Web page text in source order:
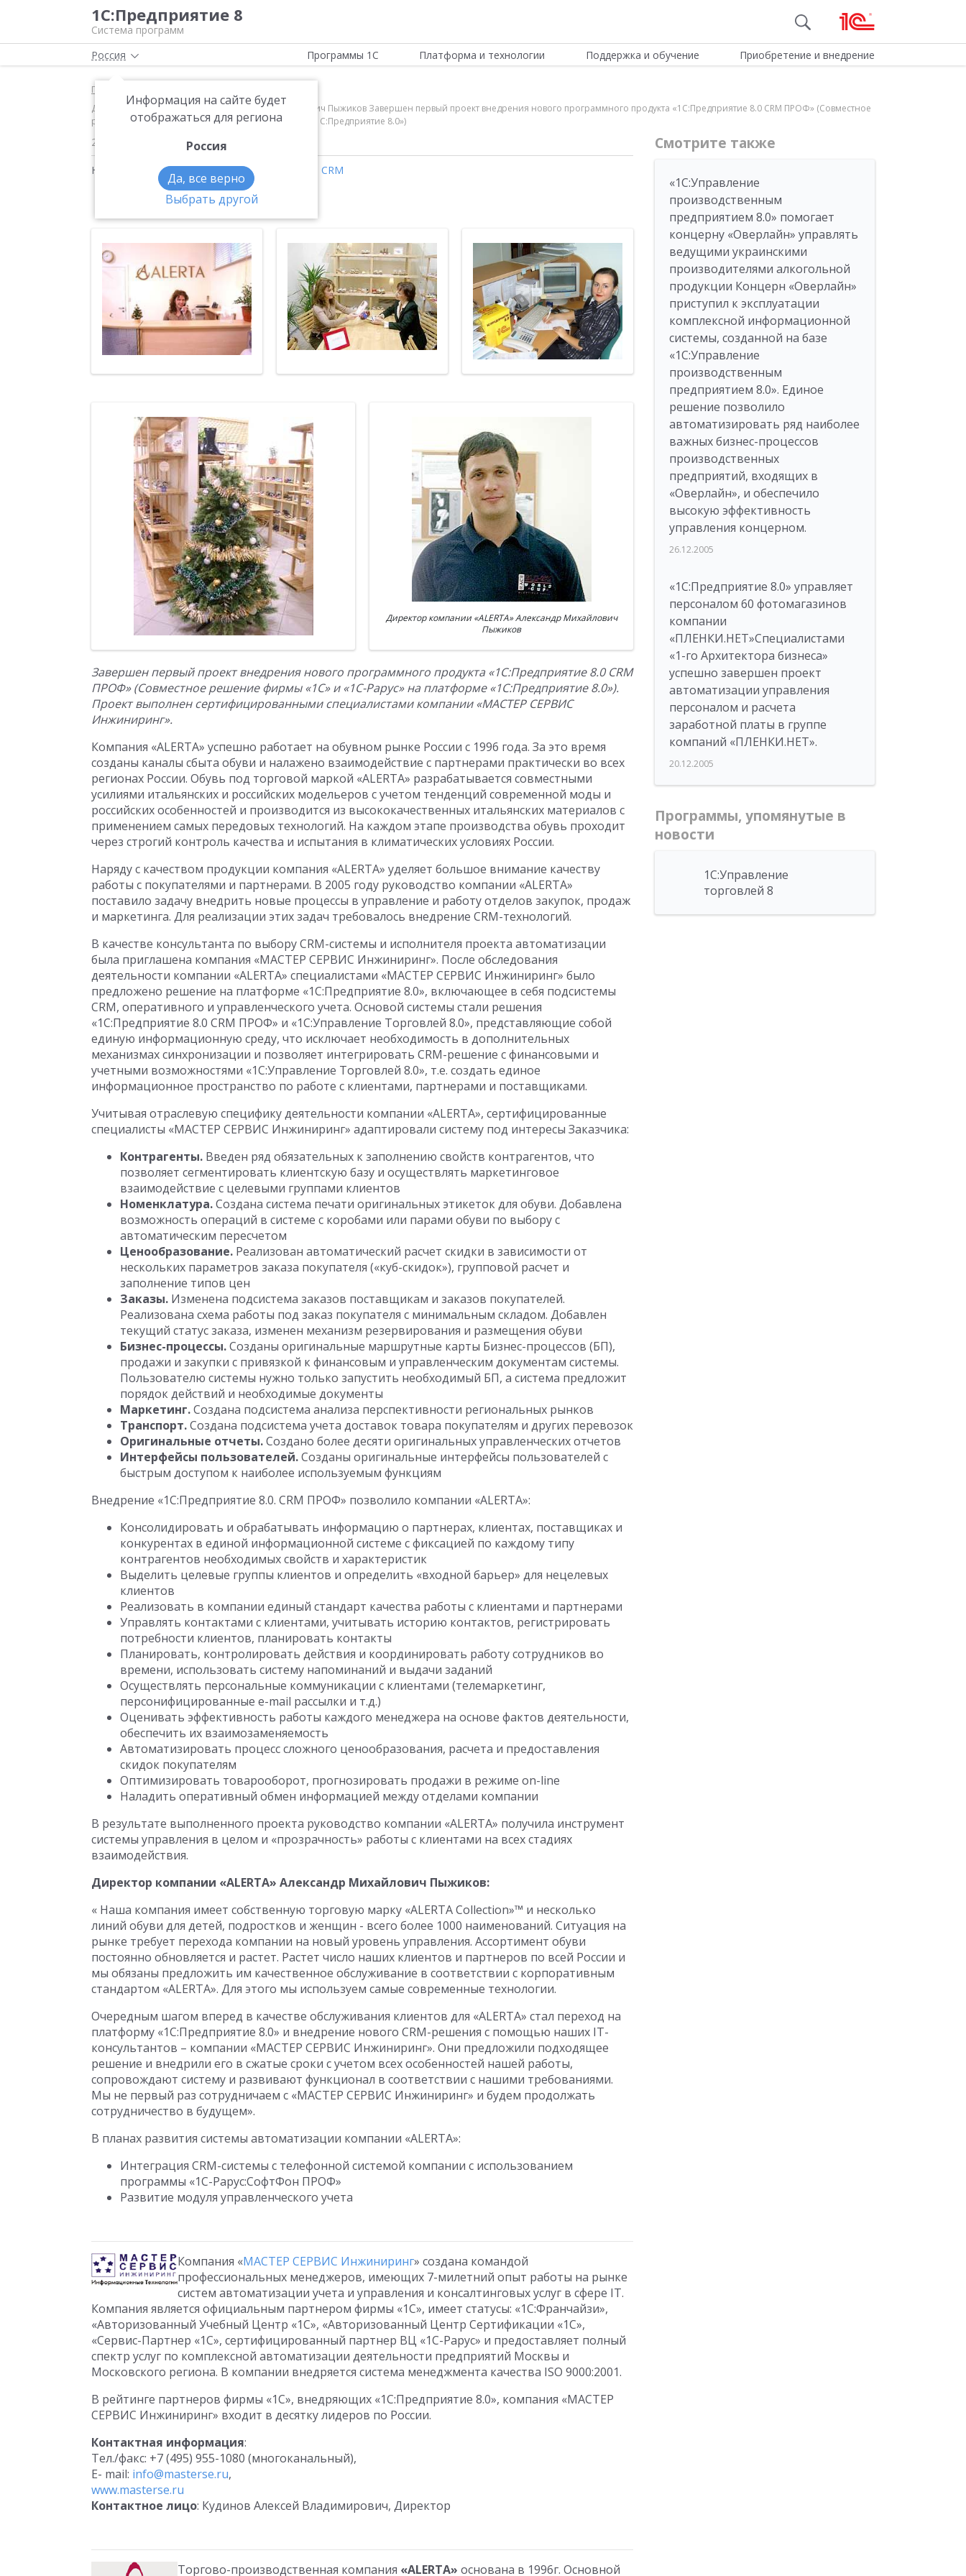
1С:Предприятие 8
Система программ
Россия
Информация на сайте будет
отображаться для региона
Россия
Да, все верно
Выбрать другой
Программы 1С Платформа и технологии Поддержка и обучение Приобретение и внедрение
Главная
Директор компании «ALERTA» Александр Михайлович Пыжиков Завершен первый проект внедрения нового программного продукта «1С:Предприятие 8.0 CRM ПРОФ» (Совместное
решение фирмы «1С» и «1С-Рарус» на платформе «1С:Предприятие 8.0»)
22.12.2005
Новости на тему:1С:Управление торговлей 8 CRM
Директор компании «ALERTA» Александр Михайлович
Пыжиков
Завершен первый проект внедрения нового программного продукта «1С:Предприятие 8.0 CRM
ПРОФ» (Совместное решение фирмы «1С» и «1С-Рарус» на платформе «1С:Предприятие 8.0»).
Проект выполнен сертифицированными специалистами компании «МАСТЕР СЕРВИС
Инжиниринг».
Компания «ALERTA» успешно работает на обувном рынке России с 1996 года. За это время
созданы каналы сбыта обуви и налажено взаимодействие с партнерами практически во всех
регионах России. Обувь под торговой маркой «ALERTA» разрабатывается совместными
усилиями итальянских и российских модельеров с учетом тенденций современной моды и
российских особенностей и производится из высококачественных итальянских материалов с
применением самых передовых технологий. На каждом этапе производства обувь проходит
через строгий контроль качества и испытания в климатических условиях России.
Наряду с качеством продукции компания «ALERTA» уделяет большое внимание качеству
работы с покупателями и партнерами. В 2005 году руководство компании «ALERTA»
поставило задачу внедрить новые процессы в управление и работу отделов закупок, продаж
и маркетинга. Для реализации этих задач требовалось внедрение CRM-технологий.
В качестве консультанта по выбору CRM-системы и исполнителя проекта автоматизации
была приглашена компания «МАСТЕР СЕРВИС Инжиниринг». После обследования
деятельности компании «ALERTA» специалистами «МАСТЕР СЕРВИС Инжиниринг» было
предложено решение на платформе «1С:Предприятие 8.0», включающее в себя подсистемы
CRM, оперативного и управленческого учета. Основой системы стали решения
«1С:Предприятие 8.0 CRM ПРОФ» и «1С:Управление Торговлей 8.0», представляющие собой
единую информационную среду, что исключает необходимость в дополнительных
механизмах синхронизации и позволяет интегрировать CRM-решение с финансовыми и
учетными возможностями «1С:Управление Торговлей 8.0», т.е. создать единое
информационное пространство по работе с клиентами, партнерами и поставщиками.
Учитывая отраслевую специфику деятельности компании «ALERTA», сертифицированные
специалисты «МАСТЕР СЕРВИС Инжиниринг» адаптировали систему под интересы Заказчика:
Контрагенты. Введен ряд обязательных к заполнению свойств контрагентов, что
позволяет сегментировать клиентскую базу и осуществлять маркетинговое
взаимодействие с целевыми группами клиентов
Номенклатура.Создана система печати оригинальных этикеток для обуви. Добавлена
возможность операций в системе с коробами или парами обуви по выбору с
автоматическим пересчетом
Ценообразование. Реализован автоматический расчет скидки в зависимости от
нескольких параметров заказа покупателя («куб-скидок»), групповой расчет и
заполнение типов цен
Заказы. Изменена подсистема заказов поставщикам и заказов покупателей.
Реализована схема работы под заказ покупателя с минимальным складом. Добавлен
текущий статус заказа, изменен механизм резервирования и размещения обуви
Бизнес-процессы.Созданы оригинальные маршрутные карты Бизнес-процессов (БП),
продажи и закупки с привязкой к финансовым и управленческим документам системы.
Пользователю системы нужно только запустить необходимый БП, а система предложит
порядок действий и необходимые документы
Маркетинг.Создана подсистема анализа перспективности региональных рынков
Транспорт.Создана подсистема учета доставок товара покупателям и других перевозок
Оригинальные отчеты.Создано более десяти оригинальных управленческих отчетов
Интерфейсы пользователей.Созданы оригинальные интерфейсы пользователей с
быстрым доступом к наиболее используемым функциям
Внедрение «1С:Предприятие 8.0. CRM ПРОФ» позволило компании «ALERTA»:
Консолидировать и обрабатывать информацию о партнерах, клиентах, поставщиках и
конкурентах в единой информационной системе с фиксацией по каждому типу
контрагентов необходимых свойств и характеристик
Выделить целевые группы клиентов и определить «входной барьер» для нецелевых
клиентов
Реализовать в компании единый стандарт качества работы с клиентами и партнерами
Управлять контактами с клиентами, учитывать историю контактов, регистрировать
потребности клиентов, планировать контакты
Планировать, контролировать действия и координировать работу сотрудников во
времени, использовать систему напоминаний и выдачи заданий
Осуществлять персональные коммуникации с клиентами (телемаркетинг,
персонифицированные e-mail рассылки и т.д.)
Оценивать эффективность работы каждого менеджера на основе фактов деятельности,
обеспечить их взаимозаменяемость
Автоматизировать процесс сложного ценообразования, расчета и предоставления
скидок покупателям
Оптимизировать товарооборот, прогнозировать продажи в режиме on-line
Наладить оперативный обмен информацией между отделами компании
В результате выполненного проекта руководство компании «ALERTA» получила инструмент
системы управления в целом и «прозрачность» работы с клиентами на всех стадиях
взаимодействия.
Директор компании «ALERTA» Александр Михайлович Пыжиков:
« Наша компания имеет собственную торговую марку «ALERTA Collection»™ и несколько
линий обуви для детей, подростков и женщин - всего более 1000 наименований. Ситуация на
рынке требует перехода компании на новый уровень управления. Ассортимент обуви
постоянно обновляется и растет. Растет число наших клиентов и партнеров по всей России и
мы обязаны предложить им качественное обслуживание в соответствии с корпоративным
стандартом «ALERTA». Для этого мы используем самые современные технологии.
Очередным шагом вперед в качестве обслуживания клиентов для «ALERTA» стал переход на
платформу «1С:Предприятие 8.0» и внедрение нового CRM-решения с помощью наших IT-
консультантов – компании «МАСТЕР СЕРВИС Инжиниринг». Они предложили подходящее
решение и внедрили его в сжатые сроки с учетом всех особенностей нашей работы,
сопровождают систему и развивают функционал в соответствии с нашими требованиями.
Мы не первый раз сотрудничаем с «МАСТЕР СЕРВИС Инжиниринг» и будем продолжать
сотрудничество в будущем».
В планах развития системы автоматизации компании «ALERTA»:
Интеграция CRM-системы с телефонной системой компании с использованием
программы «1С-Рарус:СофтФон ПРОФ»
Развитие модуля управленческого учета
Компания «МАСТЕР СЕРВИС Инжиниринг» создана командой
профессиональных менеджеров, имеющих 7-милетний опыт работы на рынке
систем автоматизации учета и управления и консалтинговых услуг в сфере IT.
Компания является официальным партнером фирмы «1С», имеет статусы: «1С:Франчайзи»,
«Авторизованный Учебный Центр «1С», «Авторизованный Центр Сертификации «1С»,
«Сервис-Партнер «1С», сертифицированный партнер ВЦ «1С-Рарус» и предоставляет полный
спектр услуг по комплексной автоматизации деятельности предприятий Москвы и
Московского региона. В компании внедряется система менеджмента качества ISO 9000:2001.
В рейтинге партнеров фирмы «1С», внедряющих «1С:Предприятие 8.0», компания «МАСТЕР
СЕРВИС Инжиниринг» входит в десятку лидеров по России.
Контактная информация:
Тел./факс: +7 (495) 955-1080 (многоканальный),
E- mail: info@masterse.ru,
www.masterse.ru
Контактное лицо: Кудинов Алексей Владимирович, Директор
Торгово-производственная компания «ALERTA» основана в 1996г. Основной
Смотрите также
«1С:Управление
производственным
предприятием 8.0» помогает
концерну «Оверлайн» управлять
ведущими украинскими
производителями алкогольной
продукции Концерн «Оверлайн»
приступил к эксплуатации
комплексной информационной
системы, созданной на базе
«1С:Управление
производственным
предприятием 8.0». Единое
решение позволило
автоматизировать ряд наиболее
важных бизнес-процессов
производственных
предприятий, входящих в
«Оверлайн», и обеспечило
высокую эффективность
управления концерном.
26.12.2005
«1С:Предприятие 8.0» управляет
персоналом 60 фотомагазинов
компании
«ПЛЕНКИ.НЕТ»Специалистами
«1-го Архитектора бизнеса»
успешно завершен проект
автоматизации управления
персоналом и расчета
заработной платы в группе
компаний «ПЛЕНКИ.НЕТ».
20.12.2005
Программы, упомянутые в
новости
1С:Управление
торговлей 8